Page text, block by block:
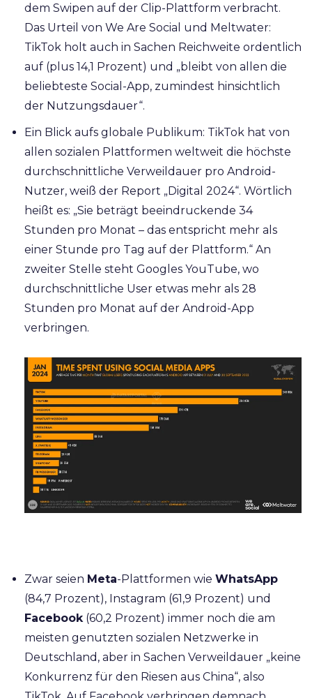
dem Swipen auf der Clip-Plattform verbracht.
Das Urteil von We Are Social und Meltwater:
TikTok holt auch in Sachen Reichweite ordentlich
auf (plus 14,1 Prozent) und „bleibt von allen die
beliebteste Social-App, zumindest hinsichtlich
der Nutzungsdauer“.
Ein Blick aufs globale Publikum: TikTok hat von
allen sozialen Plattformen weltweit die höchste
durchschnittliche Verweildauer pro Android-
Nutzer, weiß der Report „Digital 2024“. Wörtlich
heißt es: „Sie beträgt beeindruckende 34
Stunden pro Monat – das entspricht mehr als
einer Stunde pro Tag auf der Plattform.“ An
zweiter Stelle steht Googles YouTube, wo
durchschnittliche User etwas mehr als 28
Stunden pro Monat auf der Android-App
verbringen.
Zwar seien Meta-Plattformen wie WhatsApp
(84,7 Prozent), Instagram (61,9 Prozent) und
Facebook(60,2 Prozent) immer noch die am
meisten genutzten sozialen Netzwerke in
Deutschland, aber in Sachen Verweildauer „keine
Konkurrenz für den Riesen aus China“, also